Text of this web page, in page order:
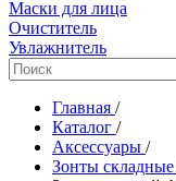
Маски для лица
Очиститель
Увлажнитель
Главная /
Каталог /
Аксессуары /
Зонты складные